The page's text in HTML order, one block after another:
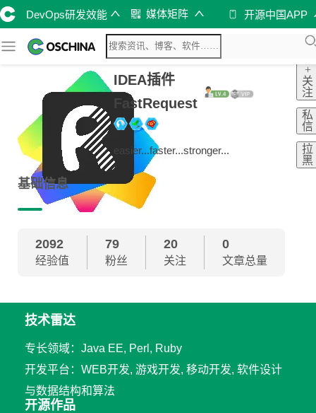
DevOps研发效能 媒体矩阵 开源中国APP
IDEA插件
FastRequest
easier...faster...stronger...
+
关
注
私
信
拉
黑
基础信息
2092
经验值
79
粉丝
20
关注
0
文章总量
技术雷达
专长领域：Java EE, Perl, Ruby
开发平台：WEB开发, 游戏开发, 移动开发, 软件设计
与数据结构和算法
开源作品